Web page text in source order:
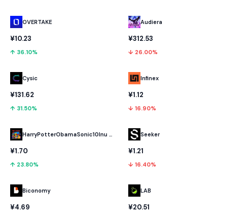
OVERTAKE
¥10.23
↑ 36.10%
Cysic
¥131.62
↑ 31.50%
HarryPotterObamaSonic10Inu (ETH)
¥1.70
↑ 23.80%
Biconomy
¥4.69
Audiera
¥312.53
↓ 26.00%
Infinex
¥1.12
↓ 16.90%
Seeker
¥1.21
↓ 16.40%
LAB
¥20.51